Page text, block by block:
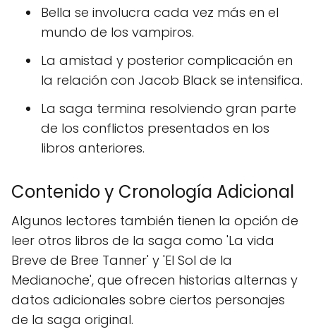
Bella se involucra cada vez más en el
mundo de los vampiros.
La amistad y posterior complicación en
la relación con Jacob Black se intensifica.
La saga termina resolviendo gran parte
de los conflictos presentados en los
libros anteriores.
Contenido y Cronología Adicional
Algunos lectores también tienen la opción de
leer otros libros de la saga como 'La vida
Breve de Bree Tanner' y 'El Sol de la
Medianoche', que ofrecen historias alternas y
datos adicionales sobre ciertos personajes
de la saga original.